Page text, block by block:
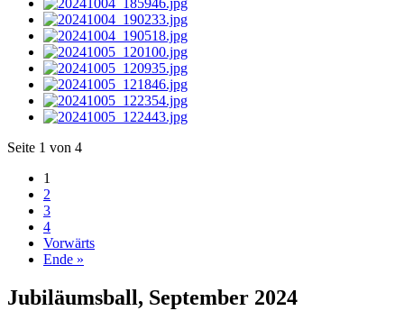
Seite 1 von 4
1
2
3
4
Vorwärts
Ende »
Jubiläumsball, September 2024